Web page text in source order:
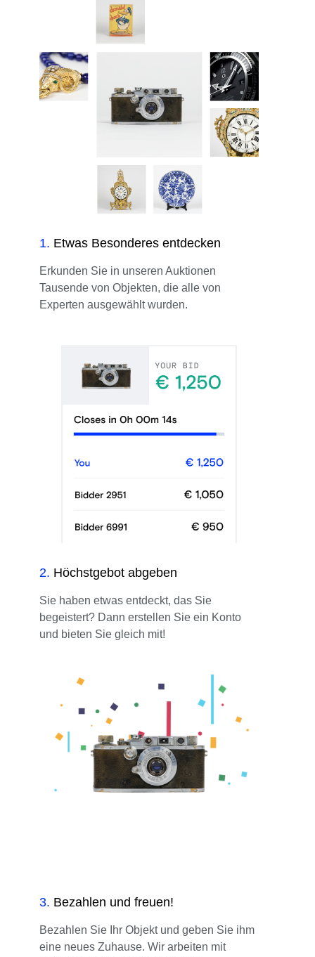
1. Etwas Besonderes entdecken
Erkunden Sie in unseren Auktionen
Tausende von Objekten, die alle von
Experten ausgewählt wurden.
2. Höchstgebot abgeben
Sie haben etwas entdeckt, das Sie
begeistert? Dann erstellen Sie ein Konto
und bieten Sie gleich mit!
3. Bezahlen und freuen!
Bezahlen Sie Ihr Objekt und geben Sie ihm
eine neues Zuhause. Wir arbeiten mit